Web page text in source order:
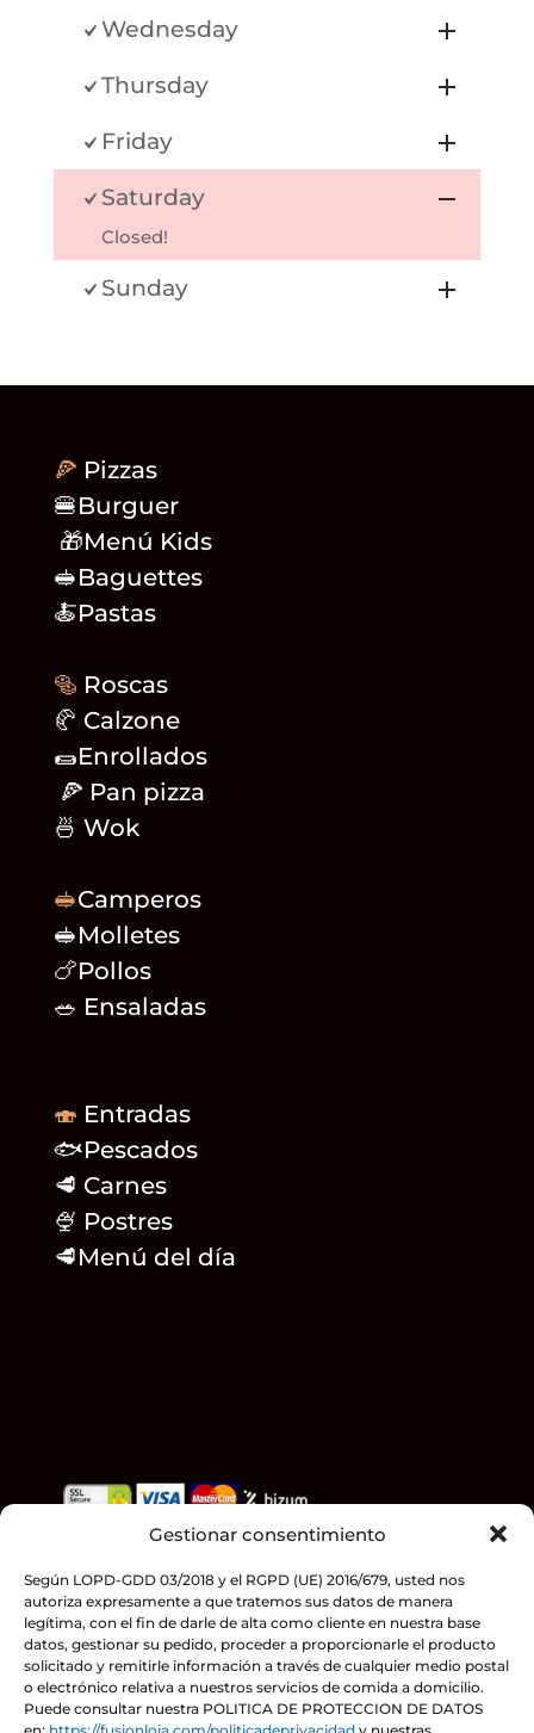
Gestionar consentimiento
Según LOPD-GDD 03/2018 y el RGPD (UE) 2016/679, usted nos
autoriza expresamente a que tratemos sus datos de manera
legítima, con el fin de darle de alta como cliente en nuestra base
datos, gestionar su pedido, proceder a proporcionarle el producto
solicitado y remitirle información a través de cualquier medio postal
o electrónico relativa a nuestros servicios de comida a domicilio.
Puede consultar nuestra POLITICA DE PROTECCION DE DATOS
Wednesday
Thursday
Friday
Saturday
Closed!
Sunday
🍕 Pizzas
🍔Burguer
🎁Menú Kids
🥪Baguettes
🍝Pastas
🥯 Roscas
🥐 Calzone
🌯Enrollados
🍕 Pan pizza
🍜 Wok
🥪Camperos
🥪Molletes
🍗Pollos
🥗 Ensaladas
🍣 Entradas
🐟Pescados
🥩 Carnes
🍨 Postres
🥩Menú del día
958 32 21 12– 958 32 29 29
C/ Granada 19. Loja (Granada)
HORARIO
Lunes a domingo:
Mañana de 12:00 a 16:00h
Tarde de 20:00 a 00:00h